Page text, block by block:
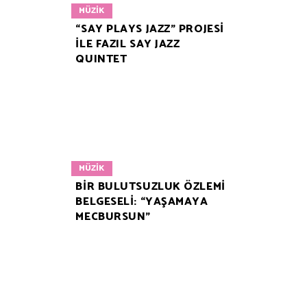
MÜZIK
“SAY PLAYS JAZZ” PROJESİ
İLE FAZIL SAY JAZZ
QUINTET
MÜZIK
BİR BULUTSUZLUK ÖZLEMİ
BELGESELİ: “YAŞAMAYA
MECBURSUN”